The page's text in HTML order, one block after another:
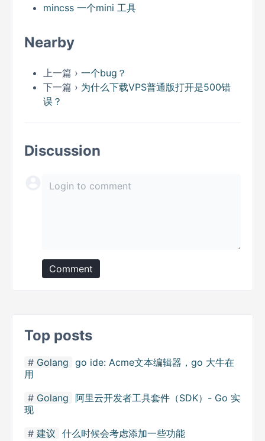
mincss 一个mini 工具
Nearby
上一篇 › 一个bug？
下一篇 › 为什么下载VPS普通版打开是500错
误？
Discussion
Comment
Top posts
Golang go ide: Acme文本编辑器，go 大牛在
用
Golang
阿里云开发者工具套件（SDK）- Go 实
现
建议 什么时候会考虑添加一些功能